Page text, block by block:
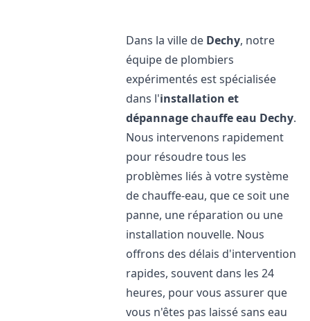
Dans la ville de Dechy, notre
équipe de plombiers
expérimentés est spécialisée
dans l'installation et
dépannage chauffe eau Dechy.
Nous intervenons rapidement
pour résoudre tous les
problèmes liés à votre système
de chauffe-eau, que ce soit une
panne, une réparation ou une
installation nouvelle. Nous
offrons des délais d'intervention
rapides, souvent dans les 24
heures, pour vous assurer que
vous n'êtes pas laissé sans eau